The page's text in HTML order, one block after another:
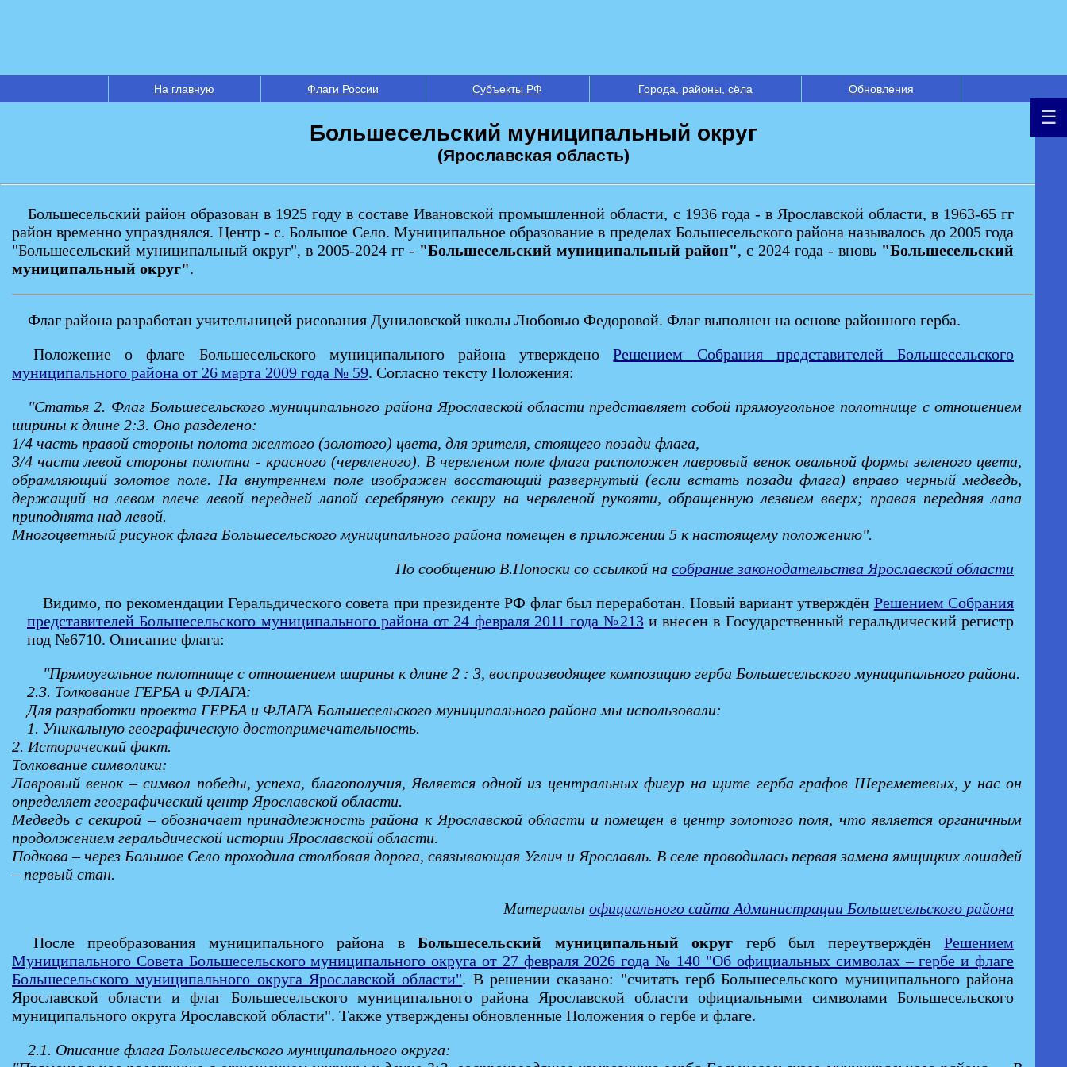
На главную Флаги России Субъекты РФ Города, районы, сёла Обновления
Большесельский муниципальный округ
(Ярославская область)
Большесельский район образован в 1925 году в составе Ивановской промышленной области, с 1936 года - в Ярославской области, в 1963-65 гг
район временно упразднялся. Центр - с. Большое Село. Муниципальное образование в пределах Большесельского района называлось до 2005 года
"Большесельский муниципальный округ", в 2005-2024 гг - "Большесельский муниципальный район", с 2024 года - вновь "Большесельский
муниципальный округ".
Флаг района разработан учительницей рисования Дуниловской школы Любовью Федоровой. Флаг выполнен на основе районного герба.
Положение о флаге Большесельского муниципального района утвержденоРешением Собрания представителей Большесельского
муниципального района от 26 марта 2009 года № 59. Согласно тексту Положения:
"Статья 2. Флаг Большесельского муниципального района Ярославской области представляет собой прямоугольное полотнище с отношением
ширины к длине 2:3. Оно разделено:
1/4 часть правой стороны полота желтого (золотого) цвета, для зрителя, стоящего позади флага,
3/4 части левой стороны полотна - красного (червленого). В червленом поле флага расположен лавровый венок овальной формы зеленого цвета,
обрамляющий золотое поле. На внутреннем поле изображен восстающий развернутый (если встать позади флага) вправо черный медведь,
держащий на левом плече левой передней лапой серебряную секиру на червленой рукояти, обращенную лезвием вверх; правая передняя лапа
приподнята над левой.
Многоцветный рисунок флага Большесельского муниципального района помещен в приложении 5 к настоящему положению".
По cообщению В.Попоски со ссылкой на собрание законодательства Ярославской области
Видимо, по рекомендации Геральдического совета при президенте РФ флаг был переработан. Новый вариант утверждён Решением Собрания
представителей Большесельского муниципального района от 24 февраля 2011 года №213и внесен в Государственный геральдический регистр
под №6710. Описание флага:
"Прямоугольное полотнище с отношением ширины к длине 2 : 3, воспроизводящее композицию герба Большесельского муниципального района.
2.3. Толкование ГЕРБА и ФЛАГА:
Для разработки проекта ГЕРБА и ФЛАГА Большесельского муниципального района мы использовали:
1. Уникальную географическую достопримечательность.
2. Исторический факт.
Толкование символики:
Лавровый венок – символ победы, успеха, благополучия, Является одной из центральных фигур на щите герба графов Шереметевых, у нас он
определяет географический центр Ярославской области.
Медведь с секирой – обозначает принадлежность района к Ярославской области и помещен в центр золотого поля, что является органичным
продолжением геральдической истории Ярославской области.
Подкова – через Большое Село проходила столбовая дорога, связывающая Углич и Ярославль. В селе проводилась первая замена ямщицких лошадей
– первый стан.
Материалы официального сайта Администрации Большесельского района
После преобразования муниципального района вБольшесельский муниципальный округ герб был переутверждёнРешением
Муниципального Совета Большесельского муниципального округа от 27 февраля 2026 года № 140 "Об официальных символах – гербе и флаге
Большесельского муниципального округа Ярославской области". В решении сказано: "считать герб Большесельского муниципального района
Ярославской области и флаг Большесельского муниципального района Ярославской области официальными символами Большесельского
муниципального округа Ярославской области". Также утверждены обновленные Положения о гербе и флаге.
2.1. Описание флага Большесельского муниципального округа: